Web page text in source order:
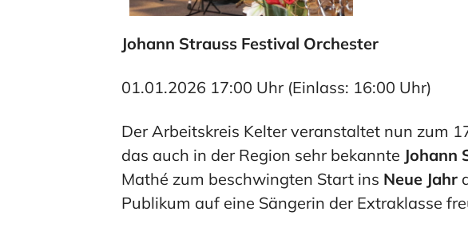
Johann Strauss Festival Orchester
01.01.2026 17:00 Uhr (Einlass: 16:00 Uhr)
Der Arbeitskreis Kelter veranstaltet nun zum
das auch in der Region sehr bekannte Johann
Mathé zum beschwingten Start ins Neue Jahr
Publikum auf eine Sängerin der Extraklasse